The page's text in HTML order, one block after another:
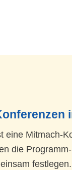
eine Mitmach-
die